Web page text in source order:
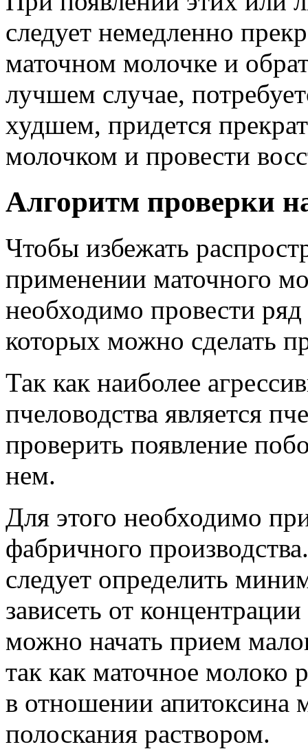
следует немедленно
маточном молочке и
лучшем случае,
худшем, придется
молочком и провести
Алгоритм проверки
Чтобы избежать
применении маточного
необходимо провести
которых можно сделать
Так как наиболее
пчеловодства является
проверить появление
нем.
Для этого необходимо
фабричного
следует определить
зависеть от
можно начать прием
так как маточное молоко
в отношении апитоксина
полоскания раствором.